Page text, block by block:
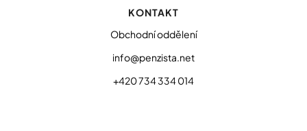
KONTAKT
Obchodní oddělení
info@penzista.net
+420 734 334 014